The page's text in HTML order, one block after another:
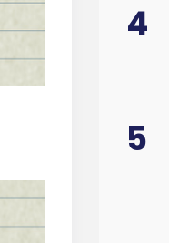
4
5